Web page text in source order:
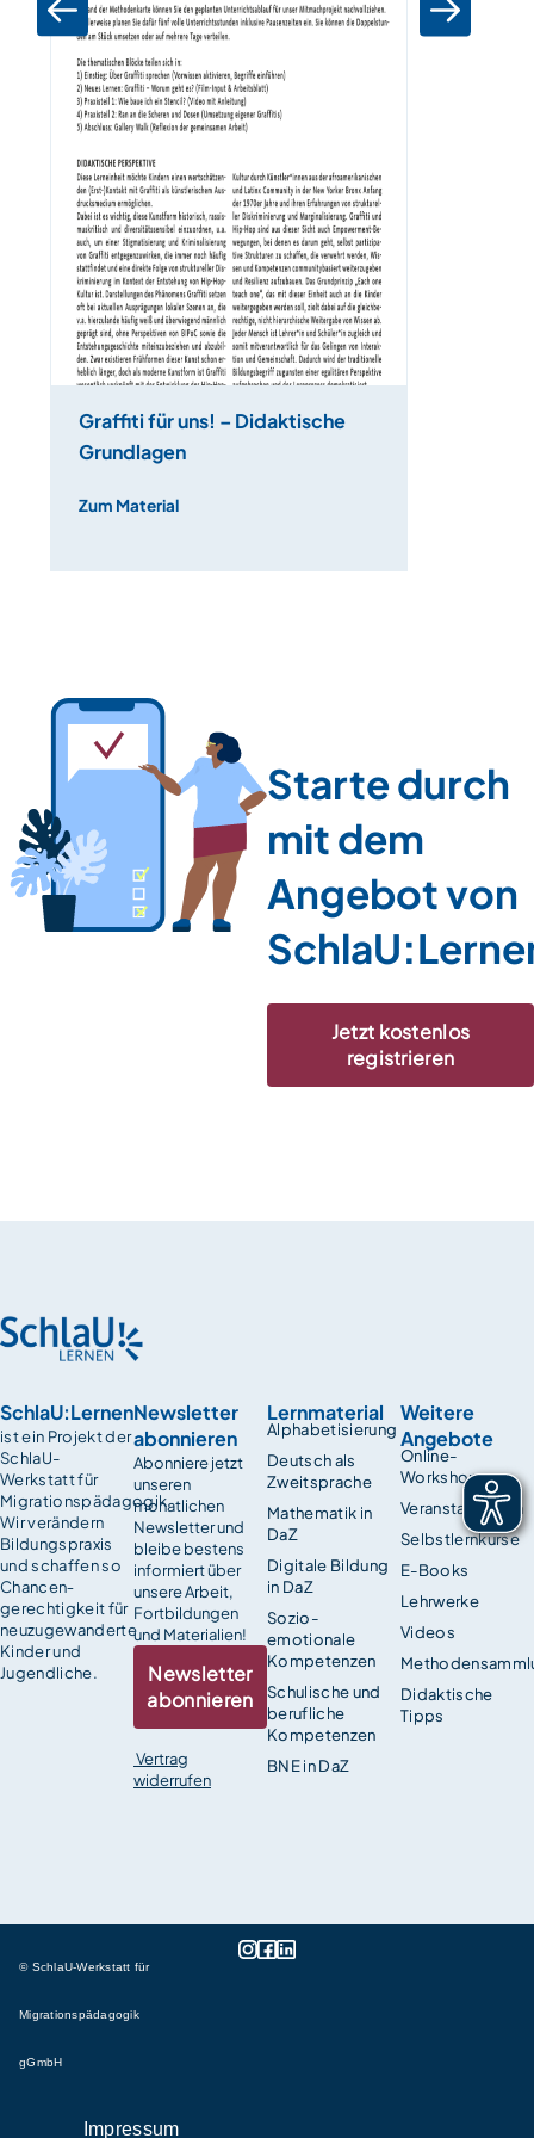
Graffiti für uns! – Didaktische
Grundlagen
Zum Material
Starte durch
mit dem
Angebot von
Jetzt kostenlos
registrieren
SchlaU:Lernen
ist ein Projekt der
SchlaU-
Werkstatt für
Migrationspädagogik.
Wir verändern
Bildungspraxis
und schaffen so
Chancen­
gerechtigkeit für
neuzugewanderte
Kinder und
Jugendliche.
Lernmaterial
Alphabetisierung
Deutsch als
Zweitsprache
Mathematik in
DaZ
Digitale Bildung
in DaZ
Sozio-
emotionale
Kompetenzen
Schulische und
berufliche
Kompetenzen
BNE in DaZ
Weitere
Angebote
Online-
Workshops
Veranstaltungen
Selbstlernkurse
E-Books
Lehrwerke
Videos
Didaktische
Tipps
Newsletter
abonnieren
Abonniere jetzt
unseren
monatlichen
Newsletter und
bleibe bestens
informiert über
unsere Arbeit,
Fortbildungen
und Materialien!
Newsletter
abonnieren
Vertrag
widerrufen
© SchlaU-Werkstatt für
Migrationspädagogik
gGmbH
Impressum